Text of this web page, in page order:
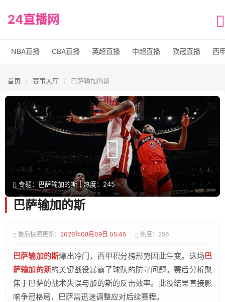
24直播网
NBA直播 CBA直播 英超直播 中超直播 欧冠直播 西
首页 / 赛事大厅 / 巴萨输加的斯
专题：巴萨输加的斯 | 热度：245
巴萨输加的斯
最后快照更新： 2026年08月09日 05:45 热度：256
巴萨输加的斯爆出冷门，西甲积分榜形势因此生变。这场巴
萨输加的斯的关键战役暴露了球队的防守问题。赛后分析聚
焦于巴萨的战术失误与加的斯的反击效率。此役结果直接影
响争冠格局，巴萨需迅速调整应对后续赛程。